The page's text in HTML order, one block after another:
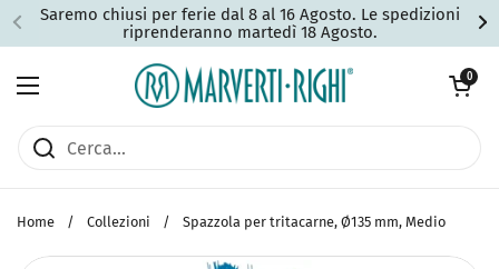
Passa ai contenuti
Saremo chiusi per ferie dal 8 al 16 Agosto. Le spedizioni
riprenderanno martedì 18 Agosto.
Apri menu
Apri carrello
0
Home / Collezioni / Spazzola per tritacarne, Ø135 mm, Medio